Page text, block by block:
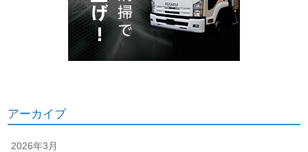
アーカイブ
2026年3月